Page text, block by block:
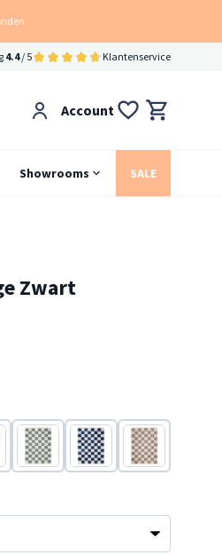
4.4/ 5 Klantenservice
Account
Showrooms SALE
Zwart
Groen Blauw
Beige